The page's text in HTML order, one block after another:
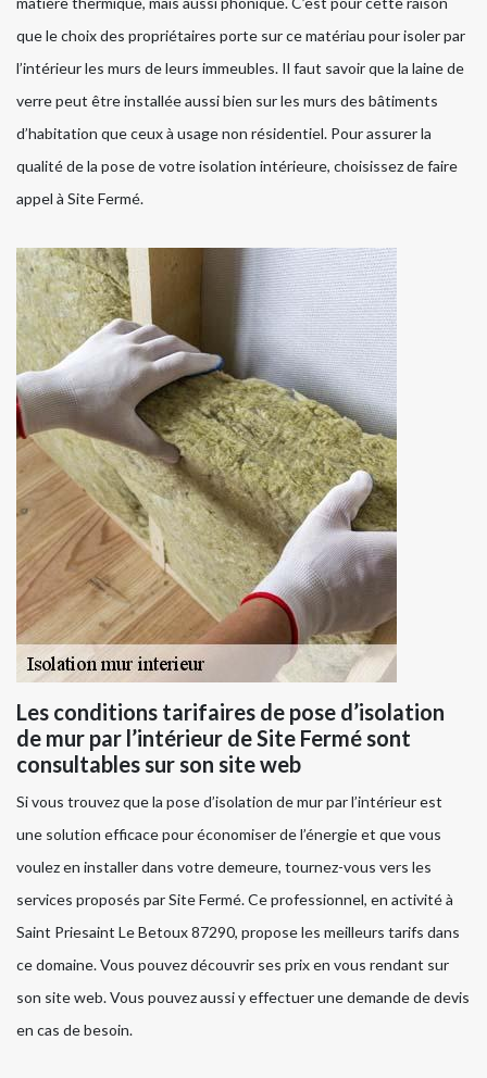
que le choix des propriétaires porte sur ce matériau pour isoler par
l’intérieur les murs de leurs immeubles. Il faut savoir que la laine de
verre peut être installée aussi bien sur les murs des bâtiments
d’habitation que ceux à usage non résidentiel. Pour assurer la
qualité de la pose de votre isolation intérieure, choisissez de faire
appel à Site Fermé.
Les conditions tarifaires de pose d’isolation
de mur par l’intérieur de Site Fermé sont
consultables sur son site web
Si vous trouvez que la pose d’isolation de mur par l’intérieur est
une solution efficace pour économiser de l’énergie et que vous
voulez en installer dans votre demeure, tournez-vous vers les
services proposés par Site Fermé. Ce professionnel, en activité à
Saint Priesaint Le Betoux 87290, propose les meilleurs tarifs dans
ce domaine. Vous pouvez découvrir ses prix en vous rendant sur
son site web. Vous pouvez aussi y effectuer une demande de devis
en cas de besoin.